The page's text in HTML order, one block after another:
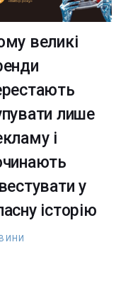
великі
лише
і
у
історію